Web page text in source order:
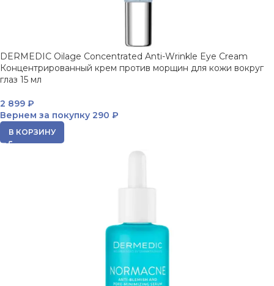
DERMEDIC Oilage Concentrated Anti-Wrinkle Eye Cream
Концентрированный крем против морщин для кожи вокруг
глаз 15 мл
2 899 ₽
Вернем за покупку 290 ₽
В КОРЗИНУ